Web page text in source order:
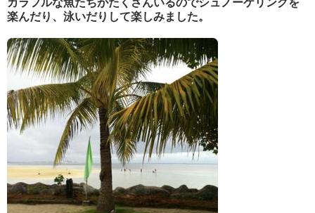
カラフルな魚たちがたくさんいるのでシュノーケリングを
楽んだり、泳いだりして楽しみました。